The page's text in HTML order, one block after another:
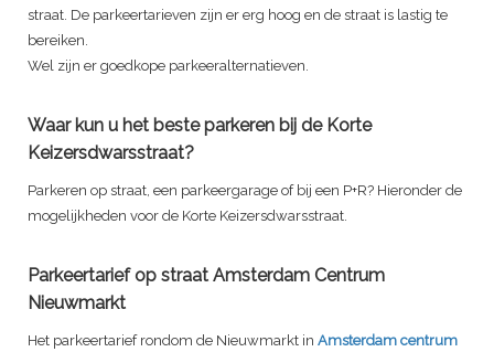
straat. De parkeertarieven zijn er erg hoog en de straat is lastig te
bereiken.
Wel zijn er goedkope parkeeralternatieven.
Waar kun u het beste parkeren bij de Korte
Keizersdwarsstraat?
Parkeren op straat, een parkeergarage of bij een P+R? Hieronder de
mogelijkheden voor de Korte Keizersdwarsstraat.
Parkeertarief op straat Amsterdam Centrum
Nieuwmarkt
Het parkeertarief rondom de Nieuwmarkt in Amsterdam centrum